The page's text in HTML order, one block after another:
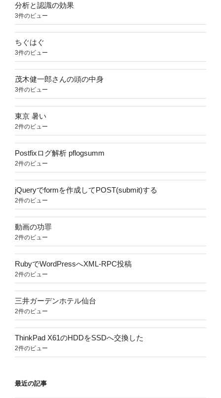
分析と認識の効果
3件のビュー
ちぐはぐ
3件のビュー
茂木健一郎さんの頭の中身
3件のビュー
東京 暑い
2件のビュー
Postfixログ解析 pflogsumm
2件のビュー
jQueryでformを作成してPOST(submit)する
2件のビュー
動画の功罪
2件のビュー
RubyでWordPressへXML-RPC投稿
2件のビュー
三井ガーデンホテル仙台
2件のビュー
ThinkPad X61のHDDをSSDへ交換した
2件のビュー
最近の記事